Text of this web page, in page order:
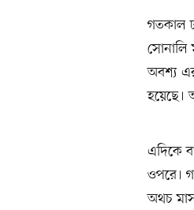
গতকাল
সোনালি
অবশ্য
হয়েছে।
এদিকে
ওপরে।
অথচ